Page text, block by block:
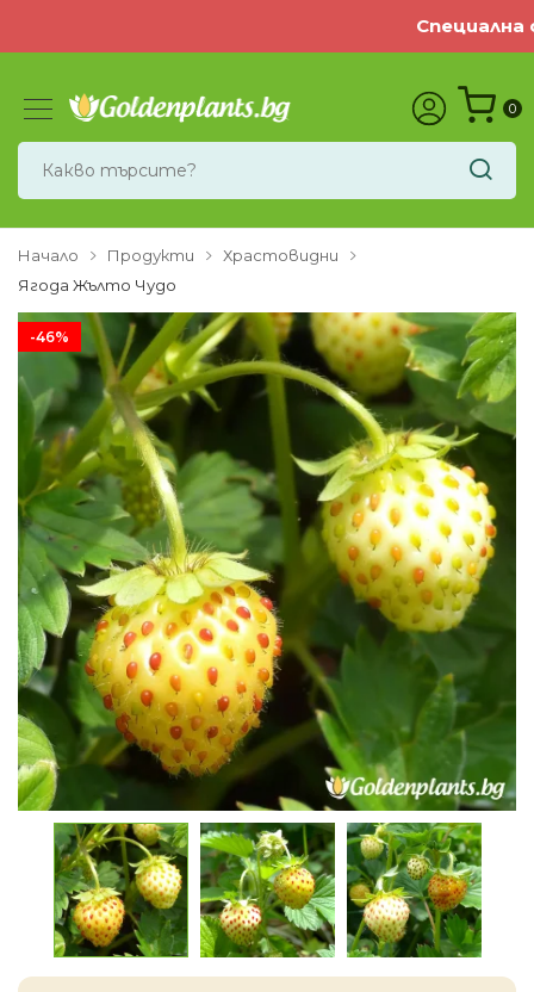
Специална
0
Начало Продукти
Храстовидни
Ягода Жълто Чудо
-46%